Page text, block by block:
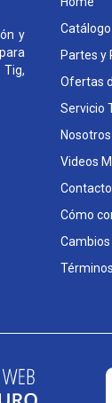
y
Partes y
Ofertas
Servicio
Nosotros
Videos
Contacto
Cómo